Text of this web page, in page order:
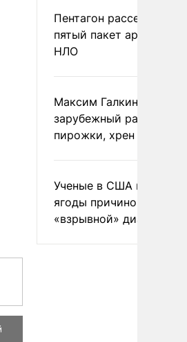
Пентагон рассекретил
пятый пакет архивов с
НЛО
Максим Галкин
зарубежный райдер
пирожки, хрен и морс
Ученые в США назвали
ягоды причиной
«взрывной» диареи